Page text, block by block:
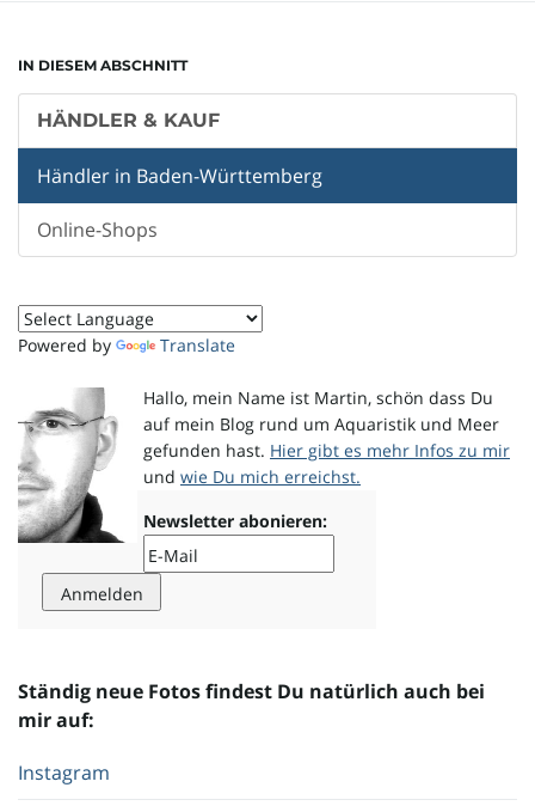
IN DIESEM ABSCHNITT
HÄNDLER & KAUF
Händler in Baden-Württemberg
Online-Shops
Powered by Translate
Hallo, mein Name ist Martin, schön dass Du
auf mein Blog rund um Aquaristik und Meer
gefunden hast. Hier gibt es mehr Infos zu mir
und wie Du mich erreichst.
Newsletter abonieren:
Ständig neue Fotos findest Du natürlich auch bei
mir auf:
Instagram